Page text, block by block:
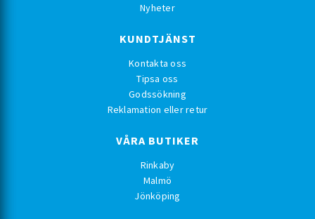
Nyheter
KUNDTJÄNST
Kontakta oss
Tipsa oss
Godssökning
Reklamation eller retur
VÅRA BUTIKER
Rinkaby
Malmö
Jönköping